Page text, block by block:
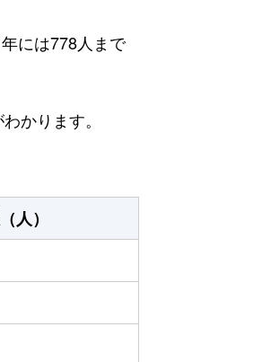
には778人まで
かります。
人）